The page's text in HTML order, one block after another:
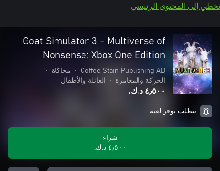
تخطي إلى المحتوى الرئيسي
Goat Simulator 3 - Multiverse of
Nonsense: Xbox One Edition
Coffee Stain Publishing AB
• محاكاة
•
الحركة والمغامرة
• العائلة والأطفال
٤٫٥٠٠ د.ك.‏
يتطلب توفر لعبة
شراء
٤٫٥٠٠ د.ك.‏